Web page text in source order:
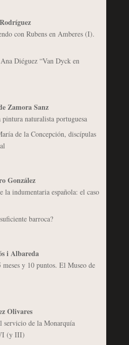
con Rubens en Amberes (I).
Diéguez “Van Dyck en
Zamora Sanz
naturalista portuguesa
de la Concepción, discípulas
González
la indumentaria española: el caso
barroca?
i Albareda
y 10 puntos. El Museo de
Olivares
servicio de la Monarquía
(y III)